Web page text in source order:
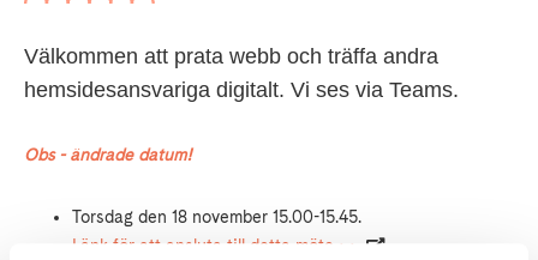
Välkommen att prata webb och träffa andra
hemsidesansvariga digitalt. Vi ses via Teams.
Obs - ändrade datum!
Torsdag den 18 november 15.00-15.45.
Länk för att ansluta till detta möte >>